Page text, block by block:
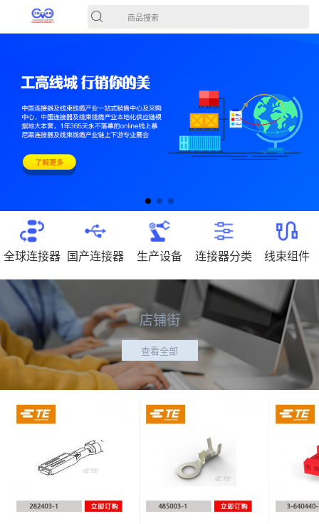
商品搜索
全球连接器 国产连接器 生产设备 连接器分类 线束组件
店铺街
查看全部